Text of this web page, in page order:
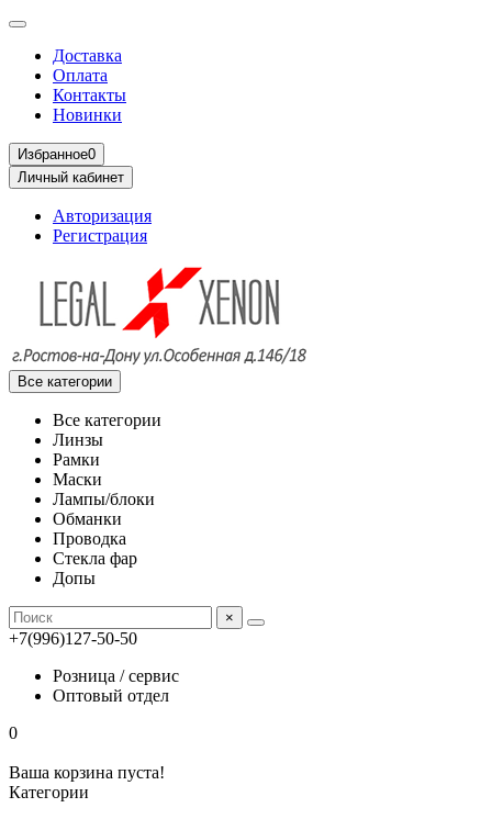
Доставка
Оплата
Контакты
Новинки
Избранное0
Личный кабинет
Авторизация
Регистрация
Все категории
Все категории
Линзы
Рамки
Маски
Лампы/блоки
Обманки
Проводка
Стекла фар
Допы
×
+7(996)127-50-50
Розница / сервис
Оптовый отдел
0
Ваша корзина пуста!
Категории